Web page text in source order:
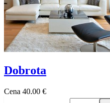
Dobrota
Cena 40,00 €